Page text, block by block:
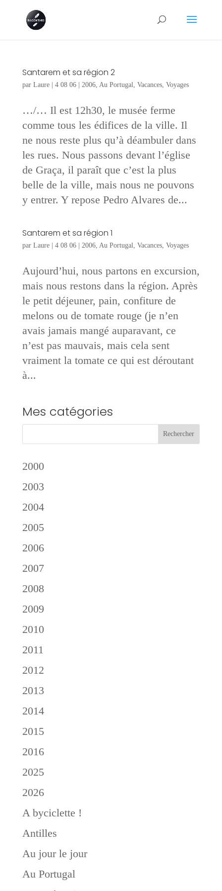
Santarem et sa région 2
par Laure| 4 08 06| 2006, Au Portugal, Vacances, Voyages
…/… Il est 12h30, le musée ferme
comme tous les édifices de la ville. Il
ne nous reste plus qu’à déambuler dans
les rues. Nous passons devant l’église
de Graça, il paraît que c’est la plus
belle de la ville, mais nous ne pouvons
y entrer. Y repose Pedro Alvares de...
Santarem et sa région 1
par Laure| 4 08 06| 2006, Au Portugal, Vacances, Voyages
Aujourd’hui, nous partons en excursion,
mais nous restons dans la région. Après
le petit déjeuner, pain, confiture de
melons ou de tomate rouge (je n’en
avais jamais mangé auparavant, ce
n’est pas mauvais, mais cela sent
vraiment la tomate ce qui est déroutant
à...
Mes catégories
2000
2003
2004
2005
2006
2007
2008
2009
2010
2011
2012
2013
2014
2015
2016
2025
2026
A byciclette !
Antilles
Au jour le jour
Au Portugal